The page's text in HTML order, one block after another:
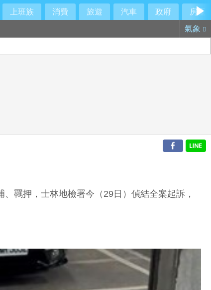
上班族 消費 旅遊 汽車 政府
房產
氣象
羈押，士林地檢署今（29日）偵結全案起訴，